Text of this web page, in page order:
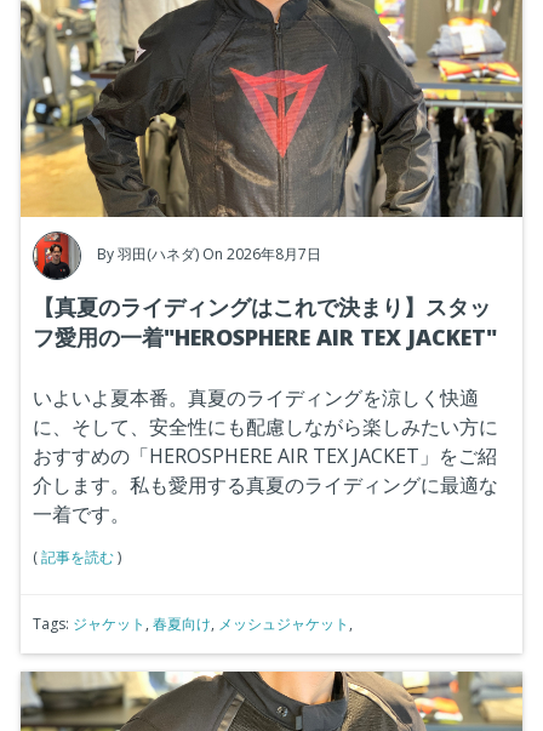
By羽田(ハネダ) On 2026年8月7日
【真夏のライディングはこれで決まり】スタッ
フ愛用の一着"HEROSPHERE AIR TEX JACKET"
いよいよ夏本番。真夏のライディングを涼しく快適
に、そして、安全性にも配慮しながら楽しみたい方に
おすすめの「HEROSPHERE AIR TEX JACKET」をご紹
介します。私も愛用する真夏のライディングに最適な
一着です。
(記事を読む)
Tags: ジャケット , 春夏向け, メッシュジャケット ,